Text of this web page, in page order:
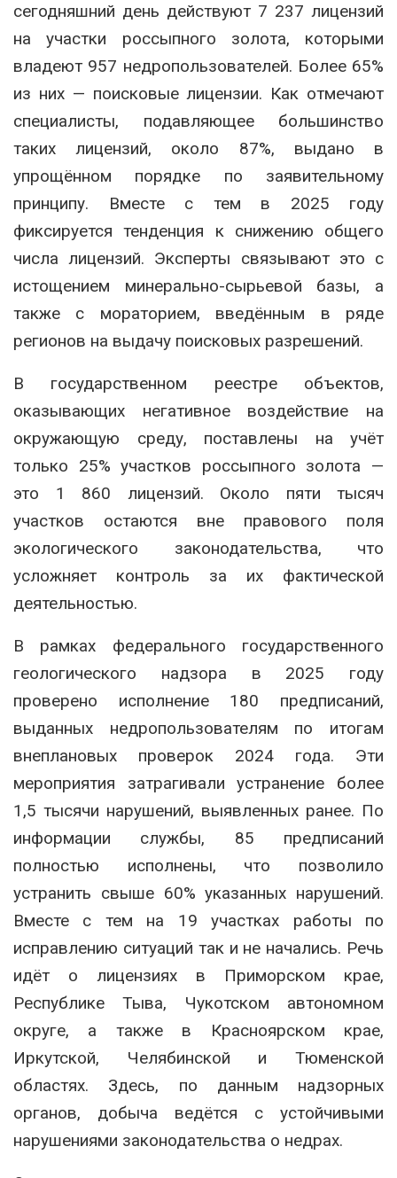
сегодняшний день действуют 7 237 лицензий
на участки россыпного золота, которыми
владеют 957 недропользователей. Более 65%
из них — поисковые лицензии. Как отмечают
специалисты, подавляющее большинство
таких лицензий, около 87%, выдано в
упрощённом порядке по заявительному
принципу. Вместе с тем в 2025 году
фиксируется тенденция к снижению общего
числа лицензий. Эксперты связывают это с
истощением минерально-сырьевой базы, а
также с мораторием, введённым в ряде
регионов на выдачу поисковых разрешений.
В государственном реестре объектов,
оказывающих негативное воздействие на
окружающую среду, поставлены на учёт
только 25% участков россыпного золота —
это 1 860 лицензий. Около пяти тысяч
участков остаются вне правового поля
экологического законодательства, что
усложняет контроль за их фактической
деятельностью.
В рамках федерального государственного
геологического надзора в 2025 году
проверено исполнение 180 предписаний,
выданных недропользователям по итогам
внеплановых проверок 2024 года. Эти
мероприятия затрагивали устранение более
1,5 тысячи нарушений, выявленных ранее. По
информации службы, 85 предписаний
полностью исполнены, что позволило
устранить свыше 60% указанных нарушений.
Вместе с тем на 19 участках работы по
исправлению ситуаций так и не начались. Речь
идёт о лицензиях в Приморском крае,
Республике Тыва, Чукотском автономном
округе, а также в Красноярском крае,
Иркутской, Челябинской и Тюменской
областях. Здесь, по данным надзорных
органов, добыча ведётся с устойчивыми
нарушениями законодательства о недрах.